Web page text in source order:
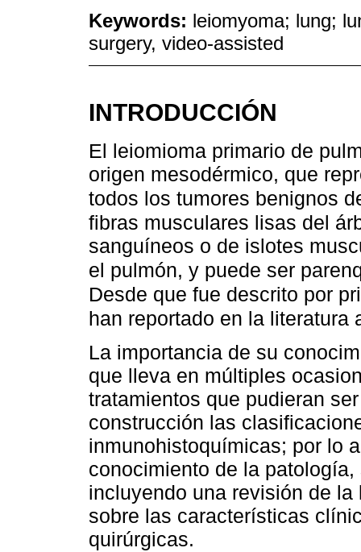
Keywords: leiomyoma; lung;
surgery, video-assisted
INTRODUCCIÓN
El leiomioma primario de
origen mesodérmico, que
todos los tumores benignos
fibras musculares lisas del
sanguíneos o de islotes
el pulmón, y puede ser
Desde que fue descrito por
han reportado en la literatura
La importancia de su
que lleva en múltiples
tratamientos que pudieran
construcción las
inmunohistoquímicas; por lo
conocimiento de la
incluyendo una revisión de
sobre las características
quirúrgicas.